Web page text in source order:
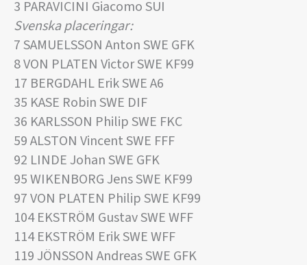
3 PARAVICINI Giacomo SUI
Svenska placeringar:
7 SAMUELSSON Anton SWE GFK
8 VON PLATEN Victor SWE KF99
17 BERGDAHL Erik SWE A6
35 KASE Robin SWE DIF
36 KARLSSON Philip SWE FKC
59 ALSTON Vincent SWE FFF
92 LINDE Johan SWE GFK
95 WIKENBORG Jens SWE KF99
97 VON PLATEN Philip SWE KF99
104 EKSTRÖM Gustav SWE WFF
114 EKSTRÖM Erik SWE WFF
119 JÖNSSON Andreas SWE GFK